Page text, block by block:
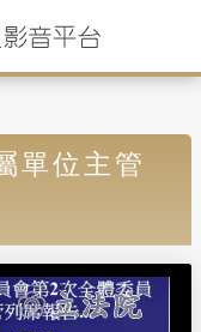
單位主管